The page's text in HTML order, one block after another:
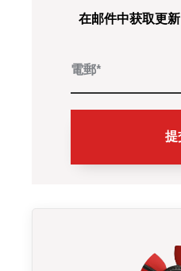
在邮件中获取更新